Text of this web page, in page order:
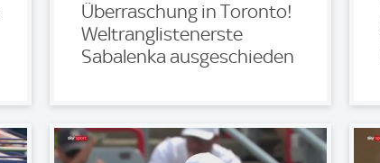
Überraschung in Toronto!
Weltranglistenerste
Sabalenka ausgeschieden